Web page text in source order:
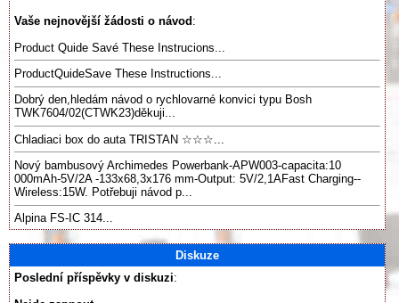
Vaše nejnovější žádosti o návod :
Product Quide Savé These Instrucions...
ProductQuideSave These Instructions...
Dobrý den,hledám návod o rychlovarné konvici typu Bosh
TWK7604/02(CTWK23)děkuji...
Chladiaci box do auta TRISTAN ☆☆☆...
Nový bambusový Archimedes Powerbank-APW003-capacita:10
000mAh-5V/2A -133x68,3x176 mm-Output: 5V/2,1AFast Charging--
Wireless:15W. Potřebuji návod p...
Alpina FS-IC 314...
Diskuze
Poslední příspěvky v diskuzi: